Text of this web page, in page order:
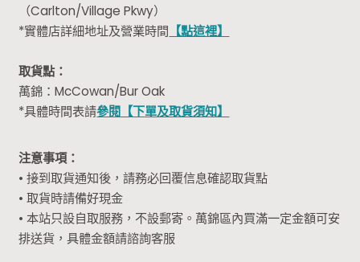
（Carlton/Village Pkwy）
*實體店詳細地址及營業時間 【點這裡】
取貨點：
萬錦：McCowan/Bur Oak
*具體時間表請參閱【下單及取貨須知】
注意事項：
• 接到取貨通知後，請務必回覆信息確認取貨點
• 取貨時請備好現金
• 本站只設自取服務，不設郵寄。萬錦區內買滿一定金額可安
排送貨，具體金額請諮詢客服